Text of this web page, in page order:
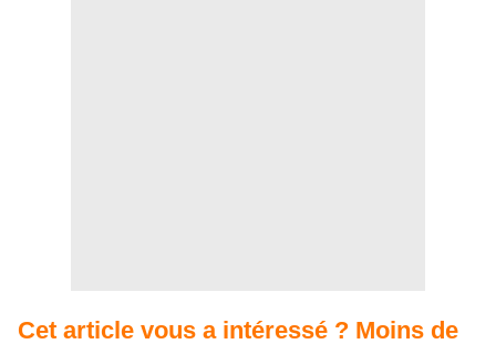
Cet article vous a intéressé ? Moins de